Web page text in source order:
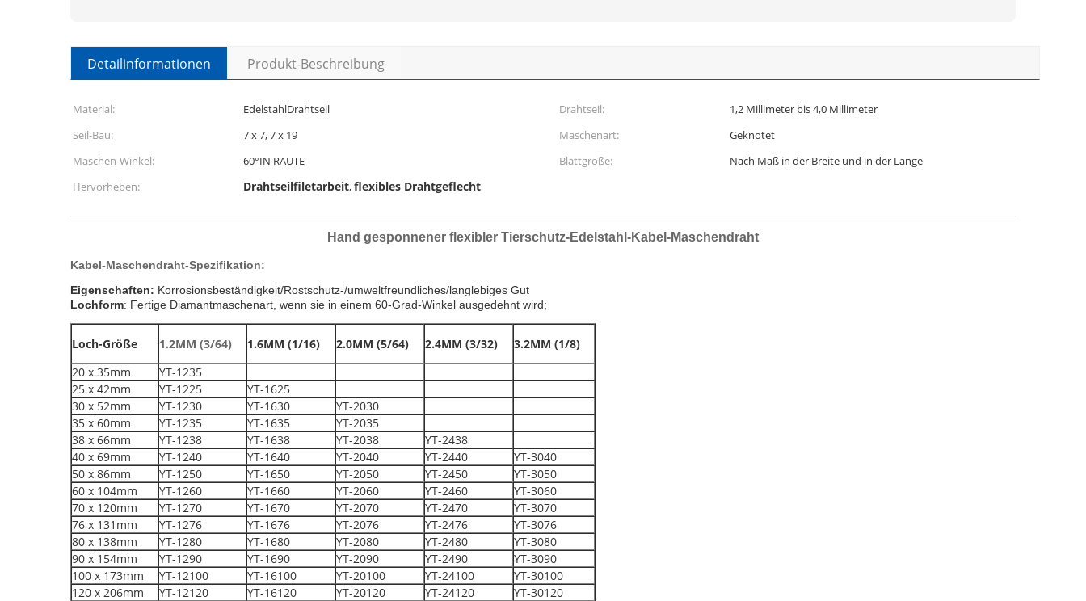
Detailinformationen Produkt-Beschreibung
Material: EdelstahlDrahtseil Drahtseil:
1,2 Millimeter bis 4,0 Millimeter
Seil-Bau:
7 x 7, 7 x 19 Maschenart:
Geknotet
Maschen-Winkel:
60°IN RAUTE Blattgröße:
Nach Maß in der Breite und in der Länge
Hervorheben:
Drahtseilfiletarbeit,flexibles Drahtgeflecht
Hand gesponnener flexibler Tierschutz-Edelstahl-Kabel-Maschendraht
Kabel-Maschendraht-Spezifikation:
Eigenschaften:
Lochform: Fertige Diamantmaschenart, wenn sie in einem 60-Grad-Winkel ausgedehnt wird;
Loch-Größe 1.2MM (3/64) 1.6MM (1/16) 2.0MM (5/64) 2.4MM (3/32)
3.2MM (1/8)
20 x 35mm
YT-1235
25 x 42mm
YT-1225
YT-1625
30 x 52mm
YT-1230 YT-1630
YT-2030
35 x 60mm
YT-1235 YT-1635
YT-2035
38 x 66mm
YT-1238 YT-1638 YT-2038
YT-2438
40 x 69mm
YT-1240 YT-1640 YT-2040 YT-2440
YT-3040
50 x 86mm
YT-1250 YT-1650 YT-2050 YT-2450
YT-3050
60 x 104mm
YT-1260 YT-1660 YT-2060 YT-2460
YT-3060
70 x 120mm
YT-1270 YT-1670 YT-2070 YT-2470
YT-3070
76 x 131mm
YT-1276 YT-1676 YT-2076 YT-2476
YT-3076
80 x 138mm
YT-1280 YT-1680 YT-2080 YT-2480
YT-3080
90 x 154mm
YT-1290 YT-1690 YT-2090 YT-2490
YT-3090
100 x 173mm
YT-12100 YT-16100 YT-20100 YT-24100
YT-30100
120 x 206mm
YT-12120 YT-16120 YT-20120 YT-24120
YT-30120